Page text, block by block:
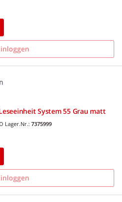
System 55 Grau matt
Lager.Nr.: 7375999